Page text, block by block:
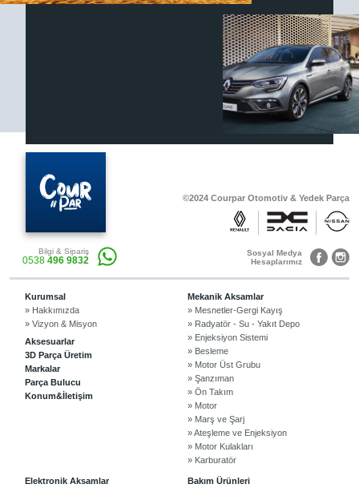
©2024 Courpar Otomotiv & Yedek Parça
Bilgi & Sipariş
0538 496 9832
Sosyal Medya
Hesaplarımız
Kurumsal
» Hakkımızda
» Vizyon & Misyon
Aksesuarlar
3D Parça Üretim
Markalar
Parça Bulucu
Konum&İletişim
Mekanik Aksamlar
» Mesnetler-Gergi Kayış
» Radyatör - Su - Yakıt Depo
» Enjeksiyon Sistemi
» Besleme
» Motor Üst Grubu
» Şanzıman
» Ön Takım
» Motor
» Marş ve Şarj
» Ateşleme ve Enjeksiyon
» Motor Kulakları
» Karburatör
Elektronik Aksamlar Bakım Ürünleri